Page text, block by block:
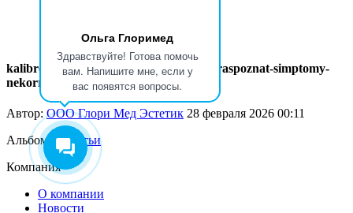
Ольга Глоримед
Здравствуйте! Готова помочь
вам. Напишите мне, если у
вас появятся вопросы.
kalibrovka-uzi-kogda-trebuetsya-i-kak-raspoznat-simptomy-
nekorrektnoy-raboty-01.jpg
Автор: ООО Глори Мед Эстетик 28 февраля 2026 00:11
Альбомы:Статьи
Компания
О компании
Новости